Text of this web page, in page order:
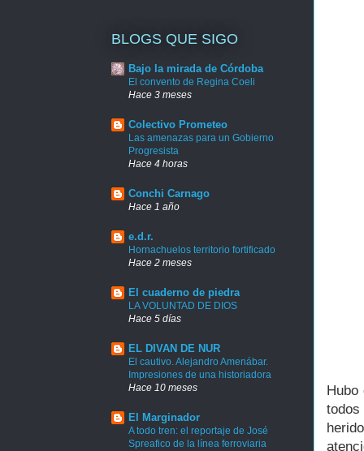
Hubo
BLOGS QUE SIGO
Bajo la mirada de Córdoba
El convento de Regina Coeli
Hace 3 meses
Colectivo Prometeo
Las amenazas para un Gobierno
Progresista
Hace 4 horas
Conchi Carnago
Hace 1 año
e.d.r.
Hornachuelos territorio fortificado
Hace 2 meses
El cuaderno de piedra
LA VOLUNTAD DE DIOS
Hace 5 días
EL DIVAN DE NUR
El cautivo. Alejandro Amenábar.
Impresiones de una historiadora
Hace 10 meses
El Marginador
A todo tren: el reportaje de José
Spreafico de la línea ferroviaria